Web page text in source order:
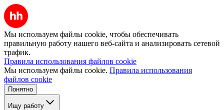
Мы используем файлы cookie, чтобы обеспечивать
правильную работу нашего веб-сайта и анализировать сетевой
трафик.
Правила использования файлов cookie
Мы используем файлы cookie. Правила использования
файлов cookie
Понятно
Ищу работу